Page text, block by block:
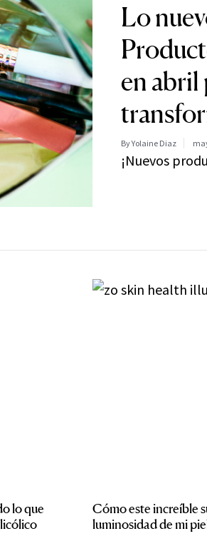
Lo
en abril
By Yolaine Diaz
¡Nuevos
lo que
Cómo este increíble
luminosidad de mi